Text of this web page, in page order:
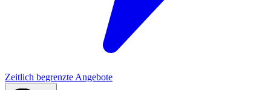
Zeitlich begrenzte Angebote